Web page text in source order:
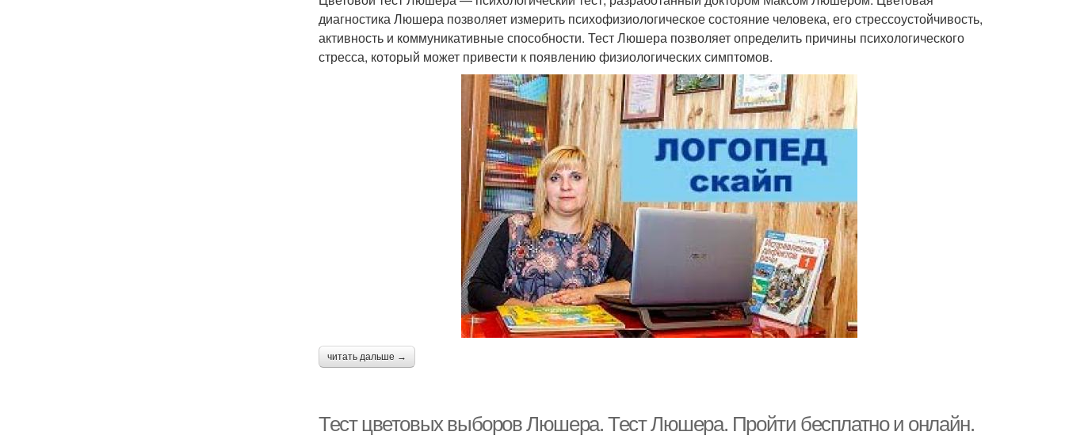
диагностика Люшера позволяет измерить психофизиологическое состояние человека, его стрессоустойчивость,
активность и коммуникативные способности. Тест Люшера позволяет определить причины психологического
стресса, который может привести к появлению физиологических симптомов.
читать дальше →
Тест цветовых выборов Люшера. Тест Люшера. Пройти бесплатно и онлайн.